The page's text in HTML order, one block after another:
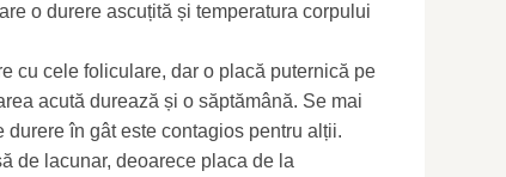
o durere ascuțită și temperatura corpului
cu cele foliculare, dar o placă puternică pe
acută durează și o săptămână. Se mai
durere în gât este contagios pentru alții.
de lacunar, deoarece placa de la